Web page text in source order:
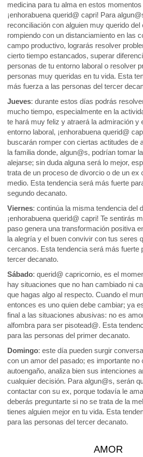
medicina para tu alma en estos momentos
¡enhorabuena querid@ capri! Para
reconciliación con alguien muy querido del
rompiendo con un distanciamiento en las
campo productivo, lograrás resolver
cierto tiempo estancados, superar
personas de tu entorno laboral o resolver
personas muy queridas en tu vida. Esta
más fuerza a las personas del tercer
Jueves: durante estos días podrás
mucho tiempo, especialmente en la
te hará muy feliz y atraerá la admiración y
entorno laboral, ¡enhorabuena querid@
buscarán romper con ciertas actitudes de
la familia donde, algun@s, podrían tomar
alejarse; sin duda alguna será lo mejor,
trata de un proceso de divorcio o de un ex
medio. Esta tendencia será más fuerte
segundo decanato.
Viernes: continúa la misma tendencia del
¡enhorabuena querid@ capri! Te sentirás
paso genera una transformación positiva
la alegría y el buen convivir con tus seres
cercanos. Esta tendencia será más fuerte
tercer decanato.
Sábado: querid@ capricornio, es el
hay situaciones que no han cambiado ni
que hagas algo al respecto. Cuando el
entonces es uno quien debe cambiar; ya
final a las situaciones abusivas: no es
alfombra para ser pisotead@. Esta
para las personas del primer decanato.
Domingo: este día pueden surgir
con un amor del pasado; es importante no
autoengaño, analiza bien sus intenciones
cualquier decisión. Para algun@s, serán
contactar con su ex, porque todavía le
deberás preguntarte si no se trata de la
tienes alguien mejor en tu vida. Esta
para las personas del tercer decanato.
AMOR